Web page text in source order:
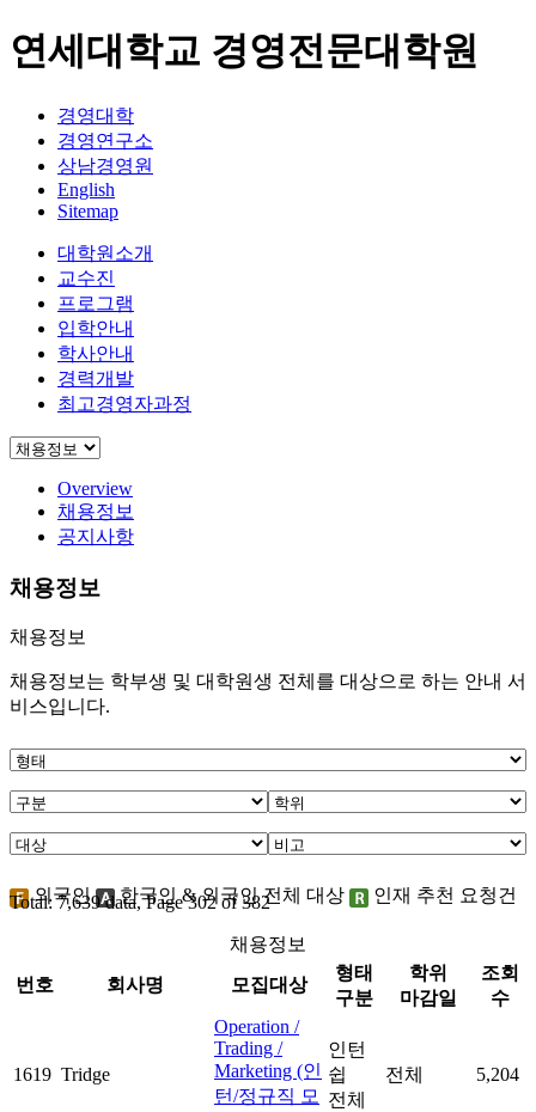
연세대학교 경영전문대학원
경영대학
경영연구소
상남경영원
English
Sitemap
대학원소개
교수진
프로그램
입학안내
학사안내
경력개발
최고경영자과정
Overview
채용정보
공지사항
채용정보
채용정보
채용정보는 학부생 및 대학원생 전체를 대상으로 하는 안내 서
비스입니다.
외국인 한국인 & 외국인 전체 대상 인재 추천 요청건
Total: 7,639 data, Page 302 of 382
채용정보
번호
회사명 모집대상
형태
구분
학위
마감일
조회
수
1619 Tridge
Operation /
Trading /
Marketing (인
턴/정규직 모
인턴
쉽
전체
전체 5,204